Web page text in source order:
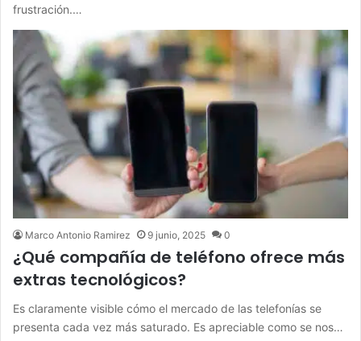
frustración.…
Marco Antonio Ramirez 9 junio, 2025 0
¿Qué compañía de teléfono ofrece más
extras tecnológicos?
Es claramente visible cómo el mercado de las telefonías se
presenta cada vez más saturado. Es apreciable como se nos…